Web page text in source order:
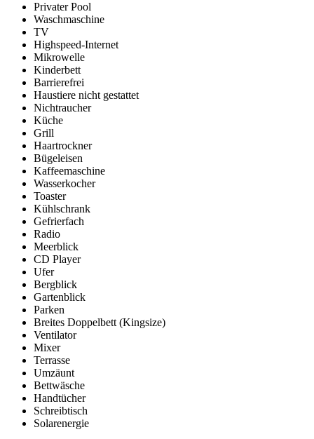
Privater Pool
Waschmaschine
TV
Highspeed-Internet
Mikrowelle
Kinderbett
Barrierefrei
Haustiere nicht gestattet
Nichtraucher
Küche
Grill
Haartrockner
Bügeleisen
Kaffeemaschine
Wasserkocher
Toaster
Kühlschrank
Gefrierfach
Radio
Meerblick
CD Player
Ufer
Bergblick
Gartenblick
Parken
Breites Doppelbett (Kingsize)
Ventilator
Mixer
Terrasse
Umzäunt
Bettwäsche
Handtücher
Schreibtisch
Solarenergie